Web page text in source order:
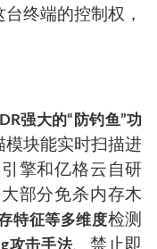
终端的控制权，
强大的“防钓鱼”功
模块能实时扫描进
擎和亿格云自研
部分免杀内存木
特征等多维度检测
攻击手法、禁止即